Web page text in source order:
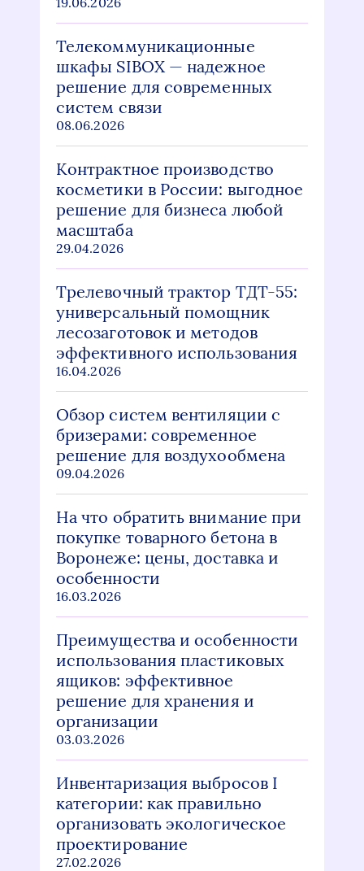
Телекоммуникационные
шкафы SIBOX — надежное
решение для современных
систем связи
08.06.2026
Контрактное производство
косметики в России: выгодное
решение для бизнеса любой
масштаба
29.04.2026
Трелевочный трактор ТДТ-55:
универсальный помощник
лесозаготовок и методов
эффективного использования
16.04.2026
Обзор систем вентиляции с
бризерами: современное
решение для воздухообмена
09.04.2026
На что обратить внимание при
покупке товарного бетона в
Воронеже: цены, доставка и
особенности
16.03.2026
Преимущества и особенности
использования пластиковых
ящиков: эффективное
решение для хранения и
организации
03.03.2026
Инвентаризация выбросов I
категории: как правильно
организовать экологическое
проектирование
27.02.2026